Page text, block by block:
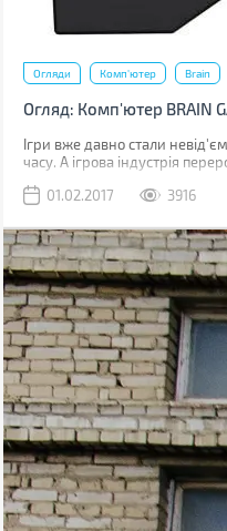
Огляди Комп'ютер Brain
Огляд: Комп'ютер BRAIN
Ігри вже давно стали
часу. А ігрова індустрія
Саме в іграх ми можемо
асом в перегонах по нічних
Вам буде доступно з новим
(FX-V1050.01). Давайте
01.02.2017 3916